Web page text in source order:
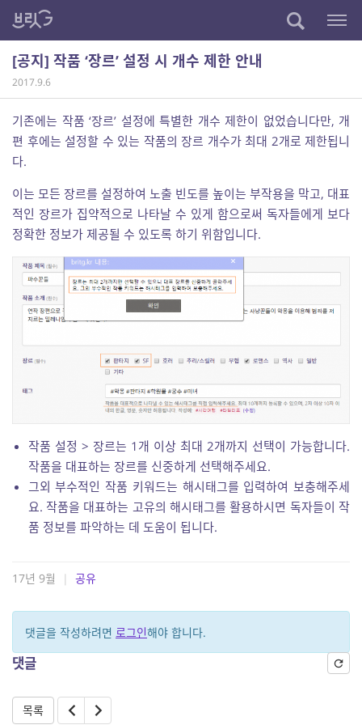
[공지] 작품 ‘장르’ 설정 시 개수 제한 안내
2017.9.6
기존에는 작품 ‘장르’ 설정에 특별한 개수 제한이 없었습니다만, 개
편 후에는 설정할 수 있는 작품의 장르 개수가 최대 2개로 제한됩니
다.
이는 모든 장르를 설정하여 노출 빈도를 높이는 부작용을 막고, 대표
적인 장르가 집약적으로 나타날 수 있게 함으로써 독자들에게 보다
정확한 정보가 제공될 수 있도록 하기 위함입니다.
작품 설정 > 장르는 1개 이상 최대 2개까지 선택이 가능합니다.
작품을 대표하는 장르를 신중하게 선택해주세요.
그외 부수적인 작품 키워드는 해시태그를 입력하여 보충해주세
요. 작품을 대표하는 고유의 해시태그를 활용하시면 독자들이 작
품 정보를 파악하는 데 도움이 됩니다.
17년 9월 | 공유
댓글을 작성하려면 로그인해야 합니다.
댓글
목록